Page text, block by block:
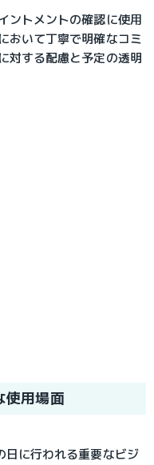
ントメントの確認に使用
おいて丁寧で明確なコミ
対する配慮と予定の透明
使用場面
日に行われる重要なビジ